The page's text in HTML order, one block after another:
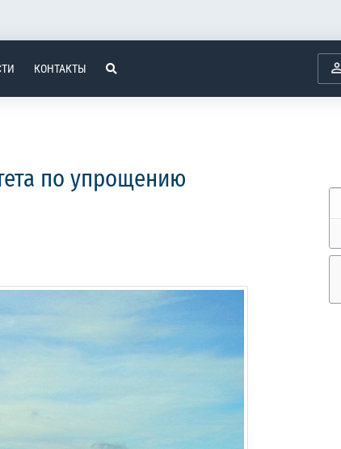
КОНТАКТЫ
по упрощению